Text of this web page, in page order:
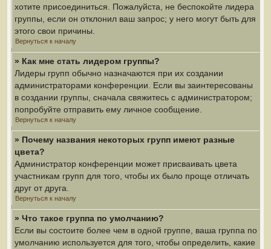
хотите присоединиться. Пожалуйста, не беспокойте лидера
группы, если он отклонил ваш запрос; у него могут быть для
этого свои причины.
Вернуться к началу
» Как мне стать лидером группы?
Лидеры групп обычно назначаются при их создании
администраторами конференции. Если вы заинтересованы
в создании группы, сначала свяжитесь с администратором;
попробуйте отправить ему личное сообщение.
Вернуться к началу
» Почему названия некоторых групп имеют разные
цвета?
Администратор конференции может присваивать цвета
участникам групп для того, чтобы их было проще отличать
друг от друга.
Вернуться к началу
» Что такое группа по умолчанию?
Если вы состоите более чем в одной группе, ваша группа по
умолчанию используется для того, чтобы определить, какие